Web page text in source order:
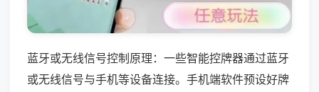
蓝牙或无线信号控制原理：一些智能控牌器通过蓝牙
或无线信号与手机等设备连接。手机端软件预设好牌